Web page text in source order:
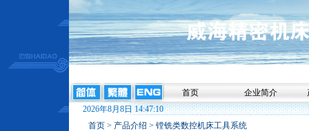
首页 企业简介
2026年8月8日 14:47:10
首页> 产品介绍 > 镗铣类数控机床工具系统